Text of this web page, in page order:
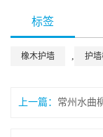
标签
橡木护墙 护墙
上一篇： 常州水曲